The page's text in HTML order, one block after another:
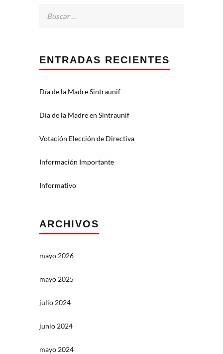
ENTRADAS RECIENTES
Día de la Madre Sintraunif
Día de la Madre en Sintraunif
Votación Elección de Directiva
Información Importante
Informativo
ARCHIVOS
mayo 2026
mayo 2025
julio 2024
junio 2024
mayo 2024